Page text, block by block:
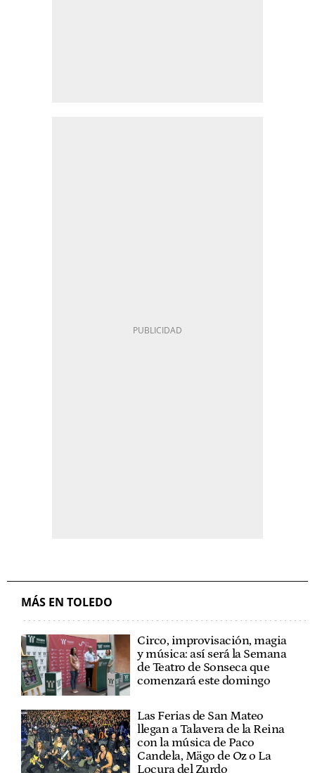
MÁS EN TOLEDO
Circo, improvisación, magia
y música: así será la Semana
de Teatro de Sonseca que
comenzará este domingo
Las Ferias de San Mateo
llegan a Talavera de la Reina
con la música de Paco
Candela, Mägo de Oz o La
Locura del Zurdo